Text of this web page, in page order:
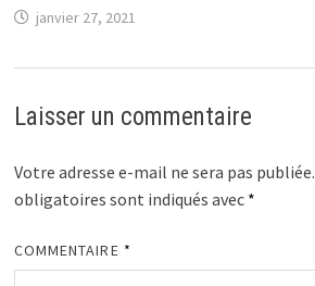
janvier 27, 2021
Laisser un commentaire
Votre adresse e-mail ne sera pas publiée.
obligatoires sont indiqués avec *
COMMENTAIRE *